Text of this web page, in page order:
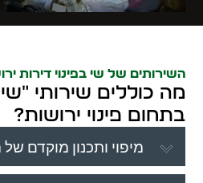
השירותים של שי בפינוי דירות
מה כוללים שירותי "שי
בתחום פינוי ירושות?
מיפוי ותכנון מוקדם של